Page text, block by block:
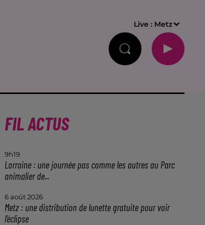
Live : Metz
FIL ACTUS
9h19
Lorraine : une journée pas comme les autres au Parc
animalier de...
6 août 2026
Metz : une distribution de lunette gratuite pour voir
l’éclipse